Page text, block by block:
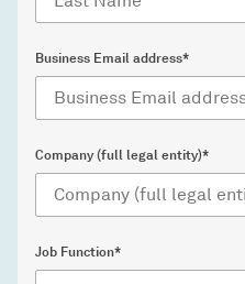
Business Email address*
Company (full legal entity)*
Job Function*